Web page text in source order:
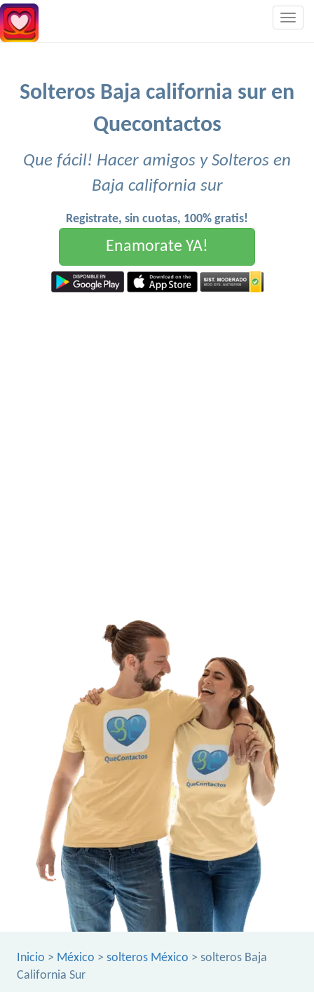
Solteros Baja california sur en
Quecontactos
Que fácil! Hacer amigos y Solteros en
Baja california sur
Registrate, sin cuotas, 100% gratis!
Enamorate YA!
Inicio > México > solteros México > solteros Baja
California Sur